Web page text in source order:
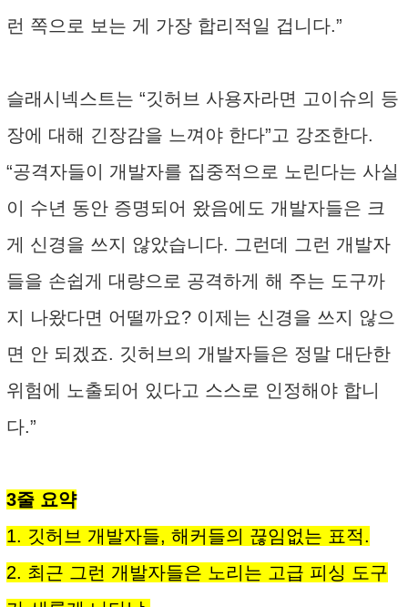
런 쪽으로 보는 게 가장 합리적일 겁니다.”
슬래시넥스트는 “깃허브 사용자라면 고이슈의 등
장에 대해 긴장감을 느껴야 한다”고 강조한다.
“공격자들이 개발자를 집중적으로 노린다는 사실
이 수년 동안 증명되어 왔음에도 개발자들은 크
게 신경을 쓰지 않았습니다. 그런데 그런 개발자
들을 손쉽게 대량으로 공격하게 해 주는 도구까
지 나왔다면 어떨까요? 이제는 신경을 쓰지 않으
면 안 되겠죠. 깃허브의 개발자들은 정말 대단한
위험에 노출되어 있다고 스스로 인정해야 합니
다.”
3줄 요약
1. 깃허브 개발자들, 해커들의 끊임없는 표적.
2. 최근 그런 개발자들은 노리는 고급 피싱 도구